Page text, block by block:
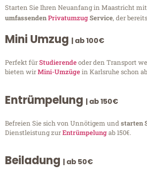
Starten Sie Ihren Neuanfang in Maastricht
umfassendenPrivatumzugService, der
Mini Umzug | ab 100€
Perfekt fürStudierendeoder den Transport
bieten wirMini-Umzügein Karlsruhe schon
Entrümpelung | ab 150€
Befreien Sie sich von Unnötigem undstarten
Dienstleistung zurEntrümpelungab 150€.
Beiladung | ab 50€